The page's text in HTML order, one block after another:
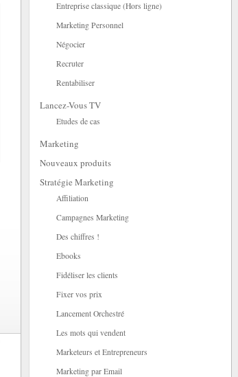
Entreprise classique (Hors ligne)
Marketing Personnel
Négocier
Recruter
Rentabiliser
Lancez-Vous TV
Etudes de cas
Marketing
Nouveaux produits
Stratégie Marketing
Affiliation
Campagnes Marketing
Des chiffres !
Ebooks
Fidéliser les clients
Fixer vos prix
Lancement Orchestré
Les mots qui vendent
Marketeurs et Entrepreneurs
Marketing par Email